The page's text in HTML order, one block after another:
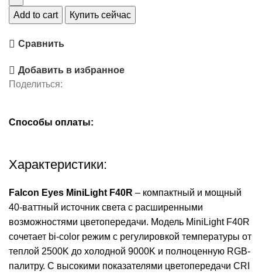
Add to cart Купить сейчас
Сравнить
Добавить в избранное
Поделиться:
Способы оплаты:
Характеристики:
Falcon Eyes MiniLight F40R – компактный и мощный
40-ваттный источник света с расширенными
возможностями цветопередачи. Модель MiniLight F40R
сочетает bi-color режим с регулировкой температуры от
теплой 2500K до холодной 9000K и полноценную RGB-
палитру. С высокими показателями цветопередачи CRI